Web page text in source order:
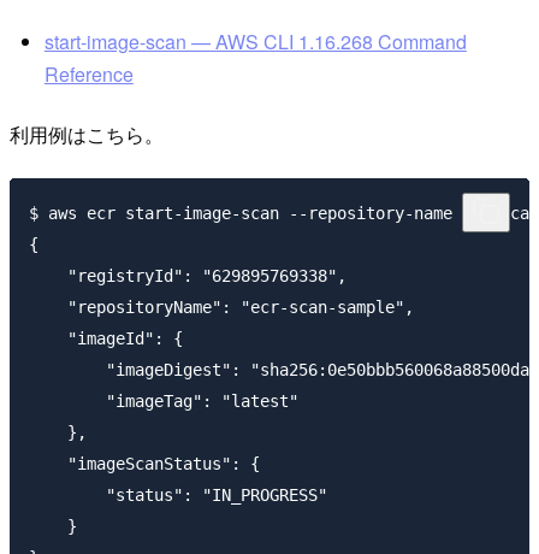
start-image-scan — AWS CLI 1.16.268 Command
Reference
利用例はこちら。
$ aws ecr start-image-scan --repository-name ecr-
{
    "registryId": "629895769338",
    "repositoryName": "ecr-scan-sample",
    "imageId": {
"imageDigest":
        "imageTag": "latest"
    },
    "imageScanStatus": {
        "status": "IN_PROGRESS"
    }